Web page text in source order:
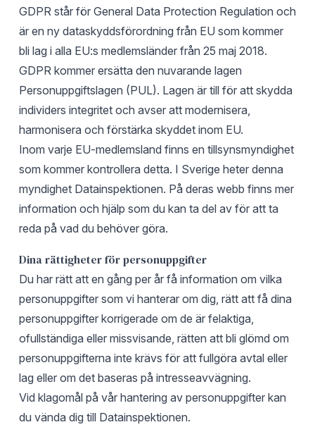
GDPR står för General Data Protection Regulation och
är en ny dataskyddsförordning från EU som kommer
bli lag i alla EU:s medlemsländer från 25 maj 2018.
GDPR kommer ersätta den nuvarande lagen
Personuppgiftslagen (PUL). Lagen är till för att skydda
individers integritet och avser att modernisera,
harmonisera och förstärka skyddet inom EU.
Inom varje EU-medlemsland finns en tillsynsmyndighet
som kommer kontrollera detta. I Sverige heter denna
myndighet Datainspektionen. På deras webb finns mer
information och hjälp som du kan ta del av för att ta
reda på vad du behöver göra.
Dina rättigheter för personuppgifter
Du har rätt att en gång per år få information om vilka
personuppgifter som vi hanterar om dig, rätt att få dina
personuppgifter korrigerade om de är felaktiga,
ofullständiga eller missvisande, rätten att bli glömd om
personuppgifterna inte krävs för att fullgöra avtal eller
lag eller om det baseras på intresseavvägning.
Vid klagomål på vår hantering av personuppgifter kan
du vända dig till Datainspektionen.